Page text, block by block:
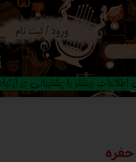
ورود / ثبت نام
حساب کاربری
تغییر گذر
بیشتر با پشتیبانی در